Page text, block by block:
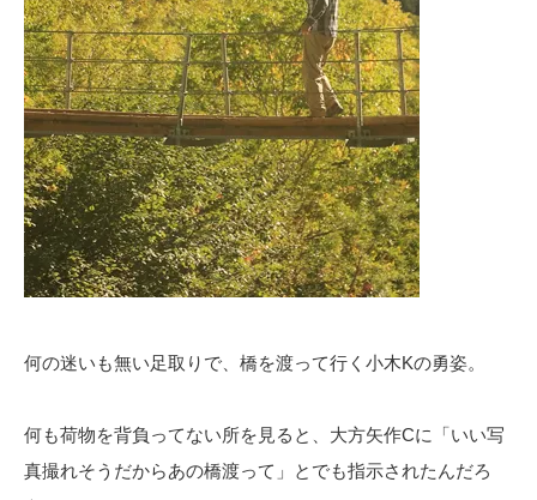
何の迷いも無い足取りで、橋を渡って行く小木Kの勇姿。
何も荷物を背負ってない所を見ると、大方矢作Cに「いい写
真撮れそうだからあの橋渡って」とでも指示されたんだろ